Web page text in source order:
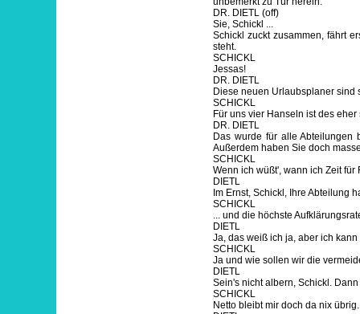
DR. DIETL (off)
Sie, Schickl ...
Schickl zuckt zusammen, fährt
steht.
SCHICKL
Jessas!
DR. DIETL
Diese neuen Urlaubsplaner sind
SCHICKL
Für uns vier Hanseln ist des
DR. DIETL
Das wurde für alle Abteilungen
Außerdem haben Sie doch
SCHICKL
Wenn ich wüßt', wann ich Zeit für
DIETL
Im Ernst, Schickl, Ihre Abteilung
SCHICKL
... und die höchste
DIETL
Ja, das weiß ich ja, aber ich
SCHICKL
Ja und wie sollen wir die
DIETL
Sein's nicht albern, Schickl.
SCHICKL
Netto bleibt mir doch da nix